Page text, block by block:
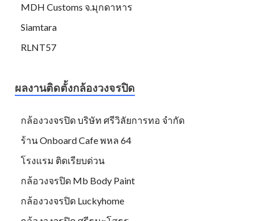
MDH Customs จ.มุกดาหาร
Siamtara
RLNT57
ผลงานติดตั้งกล้องวงจรปิด
กล้องวงจรปิด บริษัท ศรีวิลัยการทอ จำกัด
ร้าน Onboard Cafe พหล 64
โรงแรม ติดเรียบด่วน
กล้อวงจรปิด Mb Body Paint
กล้องวงจรปิด Luckyhome